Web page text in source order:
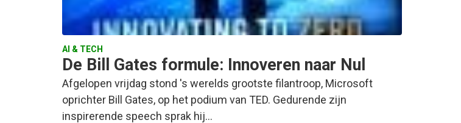
AI & TECH
De Bill Gates formule: Innoveren naar Nul
Afgelopen vrijdag stond 's werelds grootste filantroop, Microsoft
oprichter Bill Gates, op het podium van TED. Gedurende zijn
inspirerende speech sprak hij…